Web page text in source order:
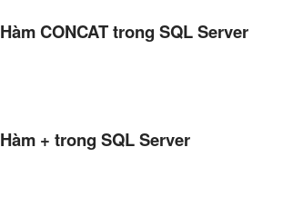
Hàm CONCAT trong SQL Server
Hàm + trong SQL Server